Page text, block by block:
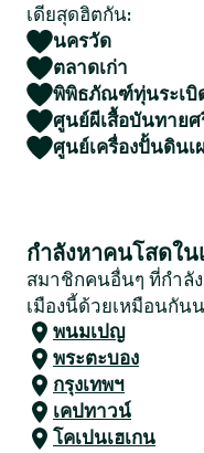
เดียสุดฮิตกัน:
นครวัด
ตลาดเก่า
พิพิธภัณฑ์ทุ่นระเบิ
ศูนย์ผีเสื้อบันทายศ
ศูนย์เครื่องปั้นดินเ
กำลังหาคนโสดใน
สมาชิกคนอื่นๆ ที่กำลั
เมืองนี้ด้วยเหมือนกัน
พนมเปญ
พระตะบอง
กรุงเทพฯ
เคปทาวน์
โคเปนเฮเกน